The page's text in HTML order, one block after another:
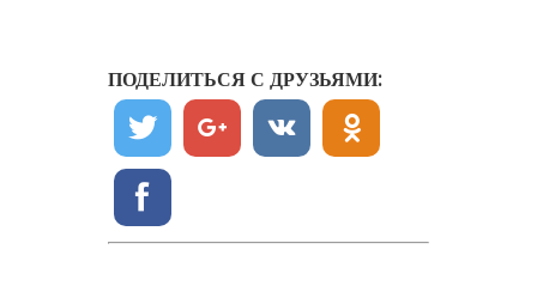
ПОДЕЛИТЬСЯ С ДРУЗЬЯМИ: